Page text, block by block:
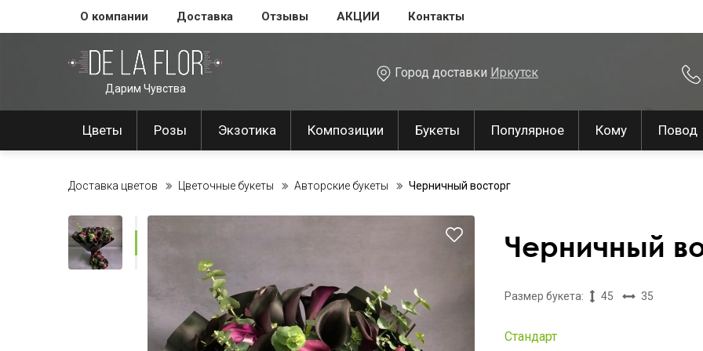
О компании Доставка Отзывы АКЦИИ Контакты
Дарим Чувства
Город доставки Иркутск
Цветы Розы Экзотика Композиции Букеты Популярное Кому Повод
Доставка цветов Цветочные букеты Авторские букеты Черничный восторг
Черничный
Размер букета: 45 35
Стандарт